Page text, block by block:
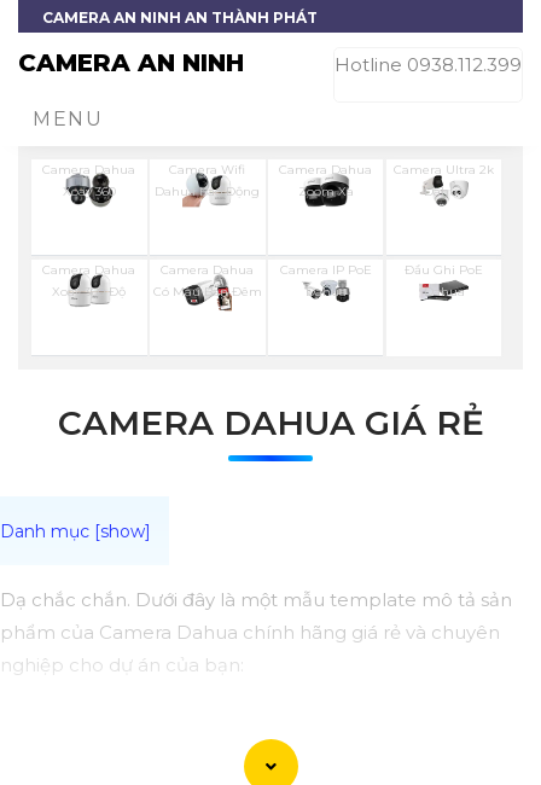
CAMERA AN NINH AN THÀNH PHÁT
CAMERA AN NINH Hotline 0938.112.399
MENU
Camera Dahua
Xoay 360
Camera Wifi
Dahua Báo Động
Camera Dahua
Zoom Xa
Camera Ultra 2k
Dahua
Camera Dahua
Xoay 360 Độ
Camera Dahua
Có Màu Ban Đêm
Camera IP PoE
Dahua
Đầu Ghi PoE
Dahua
CAMERA DAHUA GIÁ RẺ
Dạ chắc chắn. Dưới đây là một mẫu template mô tả sản
phẩm của Camera Dahua chính hãng giá rẻ và chuyên
nghiệp cho dự án của bạn:
Tên sản phẩm: Camera Dahua chính hãng Mã sản phẩm: